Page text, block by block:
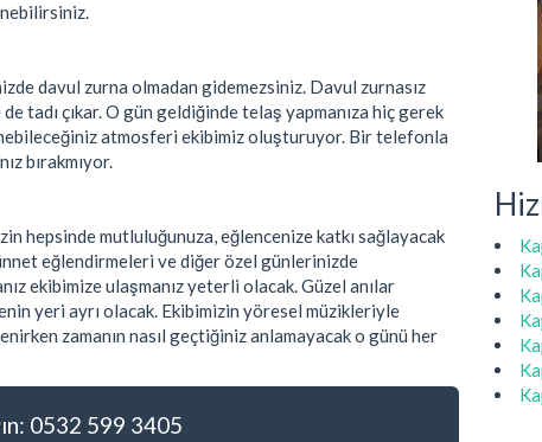
davul zurna olmadan gidemezsiniz. Davul zurnasız
tadı çıkar. O gün geldiğinde telaş yapmanıza hiç gerek
atmosferi ekibimiz oluşturuyor. Bir telefonla
bırakmıyor.
hepsinde mutluluğunuza, eğlencenize katkı sağlayacak
eğlendirmeleri ve diğer özel günlerinizde
ekibimize ulaşmanız yeterli olacak. Güzel anılar
yeri ayrı olacak. Ekibimizin yöresel müzikleriyle
zamanın nasıl geçtiğiniz anlamayacak o günü her
0532 599 3405